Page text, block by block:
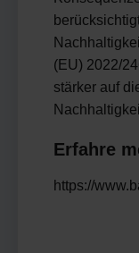
(EU) 2022/
stärker auf
Erfahre
https://